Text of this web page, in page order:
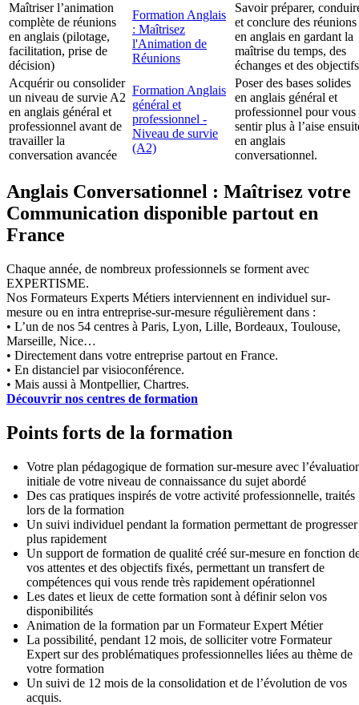
Maîtriser l’animation
complète de réunions
en anglais (pilotage,
facilitation, prise de
décision)
Formation Anglais
: Maîtrisez
l'Animation de
Réunions
Savoir préparer,
et conclure des réunions
en anglais en gardant la
maîtrise du temps, des
échanges et des
Acquérir ou consolider
un niveau de survie A2
en anglais général et
professionnel avant de
travailler la
conversation avancée
Formation Anglais
général et
professionnel -
Niveau de survie
(A2)
Poser des bases solides
en anglais général et
professionnel pour vous
sentir plus à l’aise
en anglais
conversationnel.
Anglais Conversationnel : Maîtrisez votre
Communication disponible partout en
France
Chaque année, de nombreux professionnels se forment avec
EXPERTISME.
Nos Formateurs Experts Métiers interviennent en individuel sur-
mesure ou en intra entreprise-sur-mesure régulièrement dans :
• L’un de nos 54 centres à Paris, Lyon, Lille, Bordeaux, Toulouse,
Marseille, Nice…
• Directement dans votre entreprise partout en France.
• En distanciel par visioconférence.
• Mais aussi à Montpellier, Chartres.
Découvrir nos centres de formation
Points forts de la formation
Votre plan pédagogique de formation sur-mesure avec
initiale de votre niveau de connaissance du sujet abordé
Des cas pratiques inspirés de votre activité professionnelle, traités
lors de la formation
Un suivi individuel pendant la formation permettant de progresser
plus rapidement
Un support de formation de qualité créé sur-mesure en fonction
vos attentes et des objectifs fixés, permettant un transfert de
compétences qui vous rende très rapidement opérationnel
Les dates et lieux de cette formation sont à définir selon vos
disponibilités
Animation de la formation par un Formateur Expert Métier
La possibilité, pendant 12 mois, de solliciter votre Formateur
Expert sur des problématiques professionnelles liées au thème de
votre formation
Un suivi de 12 mois de la consolidation et de l’évolution de vos
acquis.